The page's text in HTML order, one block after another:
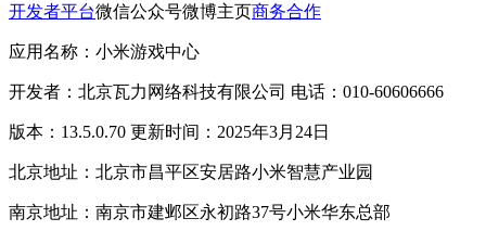
开发者平台微信公众号微博主页商务合作
应用名称：小米游戏中心
开发者：北京瓦力网络科技有限公司 电话：010-60606666
版本：13.5.0.70 更新时间：2025年3月24日
北京地址：北京市昌平区安居路小米智慧产业园
南京地址：南京市建邺区永初路37号小米华东总部